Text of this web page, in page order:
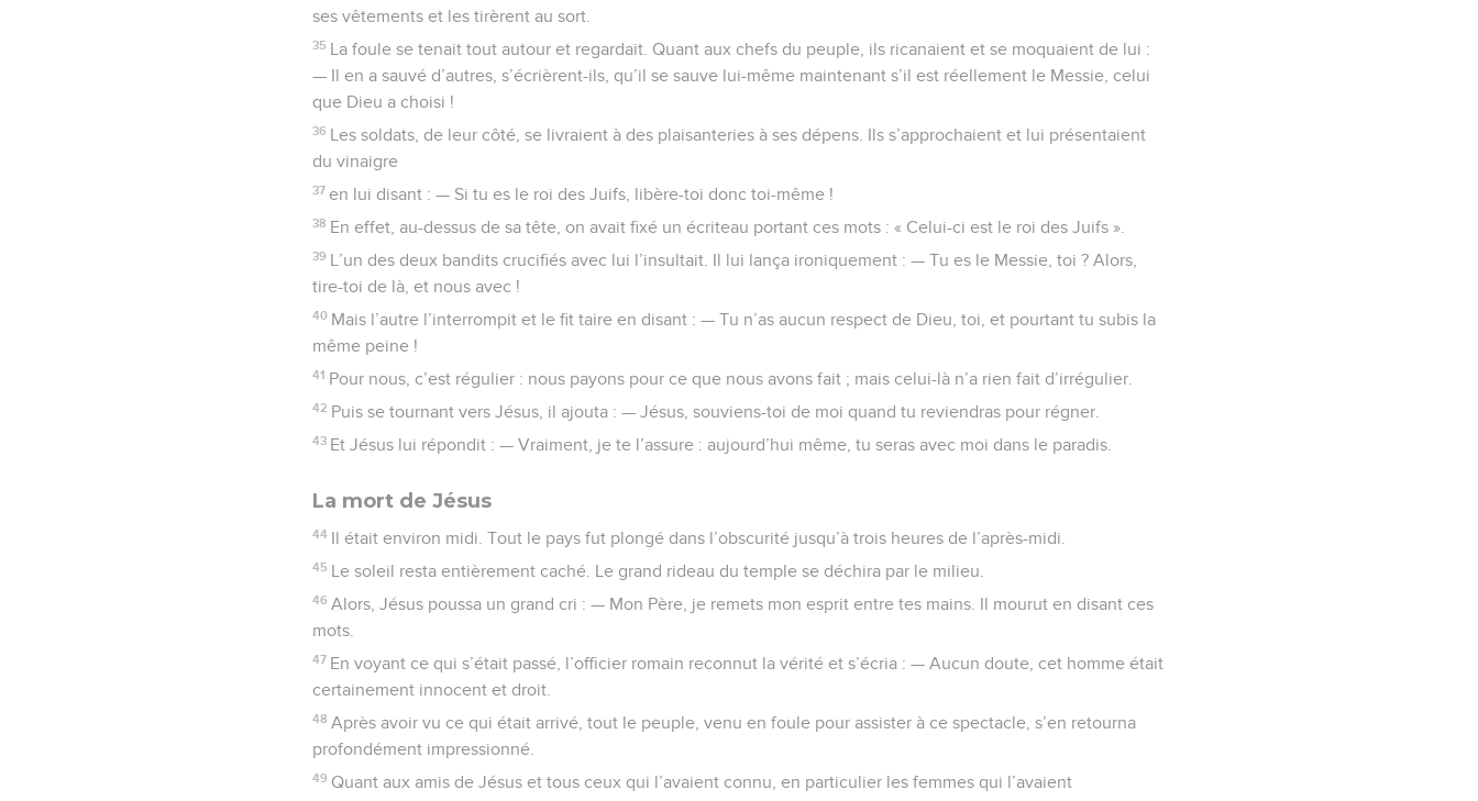
ses vêtements et les tirèrent au sort.
35 La foule se tenait tout autour et regardait. Quant aux chefs du peuple, ils ricanaient et se moquaient de lui :
— Il en a sauvé d’autres, s’écrièrent-ils, qu’il se sauve lui-même maintenant s’il est réellement le Messie, celui
que Dieu a choisi !
36 Les soldats, de leur côté, se livraient à des plaisanteries à ses dépens. Ils s’approchaient et lui présentaient
du vinaigre
37 en lui disant : — Si tu es le roi des Juifs, libère-toi donc toi-même !
38 En effet, au-dessus de sa tête, on avait fixé un écriteau portant ces mots : « Celui-ci est le roi des Juifs ».
39 L’un des deux bandits crucifiés avec lui l’insultait. Il lui lança ironiquement : — Tu es le Messie, toi ? Alors,
tire-toi de là, et nous avec !
40 Mais l’autre l’interrompit et le fit taire en disant : — Tu n’as aucun respect de Dieu, toi, et pourtant tu subis la
même peine !
41 Pour nous, c’est régulier : nous payons pour ce que nous avons fait ; mais celui-là n’a rien fait d’irrégulier.
42 Puis se tournant vers Jésus, il ajouta : — Jésus, souviens-toi de moi quand tu reviendras pour régner.
43 Et Jésus lui répondit : — Vraiment, je te l’assure : aujourd’hui même, tu seras avec moi dans le paradis.
La mort de Jésus
44 Il était environ midi. Tout le pays fut plongé dans l’obscurité jusqu’à trois heures de l’après-midi.
45 Le soleil resta entièrement caché. Le grand rideau du temple se déchira par le milieu.
46 Alors, Jésus poussa un grand cri : — Mon Père, je remets mon esprit entre tes mains. Il mourut en disant ces
mots.
47 En voyant ce qui s’était passé, l’officier romain reconnut la vérité et s’écria : — Aucun doute, cet homme était
certainement innocent et droit.
48 Après avoir vu ce qui était arrivé, tout le peuple, venu en foule pour assister à ce spectacle, s’en retourna
profondément impressionné.
49 Quant aux amis de Jésus et tous ceux qui l’avaient connu, en particulier les femmes qui l’avaient